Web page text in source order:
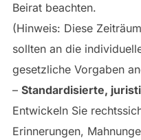
Beirat beachten.
(Hinweis: Diese
sollten an die
gesetzliche Vorgaben
– Standardisierte,
Entwickeln Sie
Erinnerungen,